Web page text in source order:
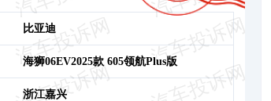
比亚迪
海狮06EV2025款 605领航Plus版
浙江嘉兴